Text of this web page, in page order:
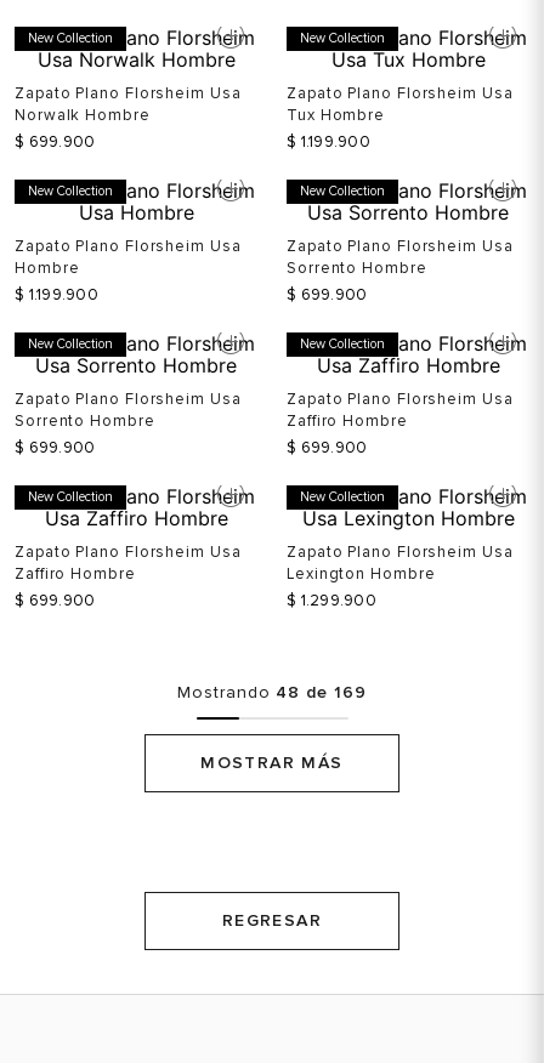
New Collection
Zapato Plano Florsheim Usa
Norwalk Hombre
$ 699.900
New Collection
Zapato Plano Florsheim Usa
Tux Hombre
$ 1.199.900
New Collection
Zapato Plano Florsheim Usa
Hombre
$ 1.199.900
New Collection
Zapato Plano Florsheim Usa
Sorrento Hombre
$ 699.900
New Collection
Zapato Plano Florsheim Usa
Sorrento Hombre
$ 699.900
New Collection
Zapato Plano Florsheim Usa
Zaffiro Hombre
$ 699.900
New Collection
Zapato Plano Florsheim Usa
Zaffiro Hombre
$ 699.900
New Collection
Zapato Plano Florsheim Usa
Lexington Hombre
$ 1.299.900
Mostrando 48 de 169
MOSTRAR MÁS
REGRESAR